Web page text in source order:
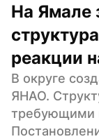
На Ямале
реакции
В округе
ЯНАО.
требующими